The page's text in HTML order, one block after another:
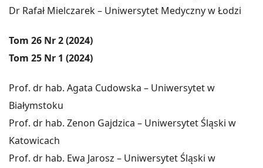
Dr Rafał Mielczarek – Uniwersytet Medyczny w Łodzi
Tom 26 Nr 2 (2024)
Tom 25 Nr 1 (2024)
Prof. dr hab. Agata Cudowska – Uniwersytet w
Białymstoku
Prof. dr hab. Zenon Gajdzica – Uniwersytet Śląski w
Katowicach
Prof. dr hab. Ewa Jarosz – Uniwersytet Śląski w